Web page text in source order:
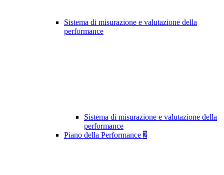
Sistema di misurazione e valutazione della
performance
Sistema di misurazione e valutazione della
performance
Piano della Performance 2